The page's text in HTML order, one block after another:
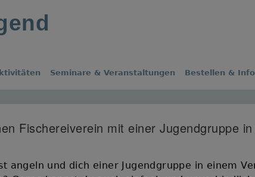
Seminare & Veranstaltungen Bestellen &
Fischereiverein mit einer Jugendgruppe in
angeln und dich einer Jugendgruppe in einem